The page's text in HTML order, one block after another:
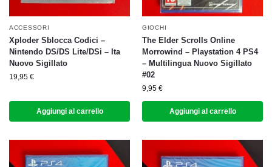
ACCESSORI
Xploder Sblocca Codici –
Nintendo DS/DS Lite/DSi – Ita
Nuovo Sigillato
19,95 €
Aggiungi al carrello
GIOCHI
The Elder Scrolls Online
Morrowind – Playstation 4 PS4
– Multilingua Nuovo Sigillato
#02
9,95 €
Aggiungi al carrello